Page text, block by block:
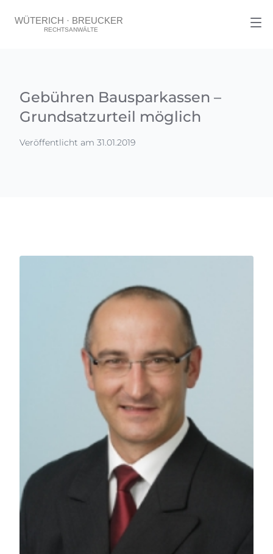
Gebühren Bausparkassen –
Grundsatzurteil möglich
Veröffentlicht am 31.01.2019